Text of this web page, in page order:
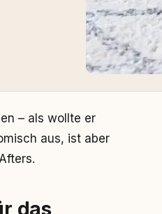
– als wollte er
aus, ist aber
das